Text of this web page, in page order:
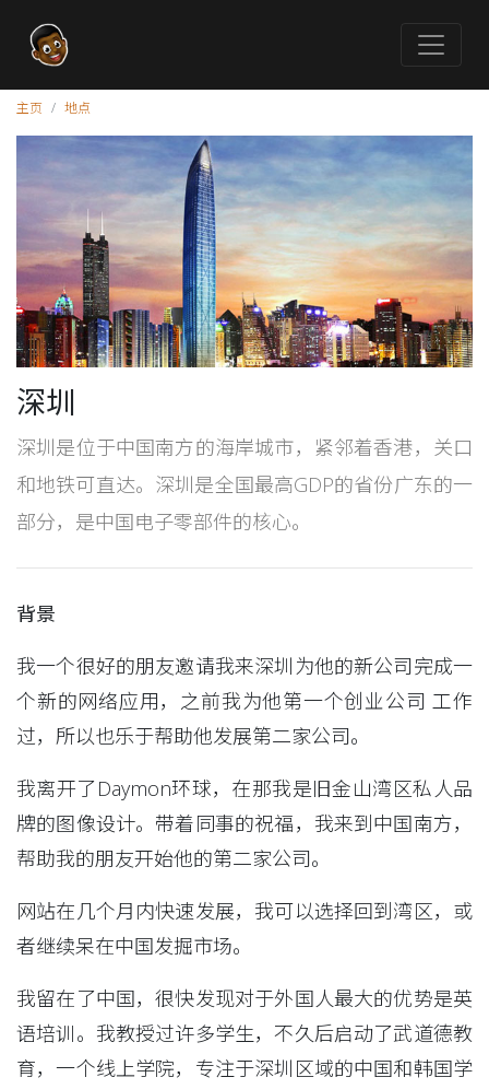
主页 地点
深圳
深圳是位于中国南方的海岸城市，紧邻着香港，关口
和地铁可直达。深圳是全国最高GDP的省份广东的一
部分，是中国电子零部件的核心。
背景
我一个很好的朋友邀请我来深圳为他的新公司完成一
个新的网络应用，之前我为他第一个创业公司 工作
过，所以也乐于帮助他发展第二家公司。
我离开了Daymon环球，在那我是旧金山湾区私人品
牌的图像设计。带着同事的祝福，我来到中国南方，
帮助我的朋友开始他的第二家公司。
网站在几个月内快速发展，我可以选择回到湾区，或
者继续呆在中国发掘市场。
我留在了中国，很快发现对于外国人最大的优势是英
语培训。我教授过许多学生，不久后启动了武道德教
育，一个线上学院，专注于深圳区域的中国和韩国学